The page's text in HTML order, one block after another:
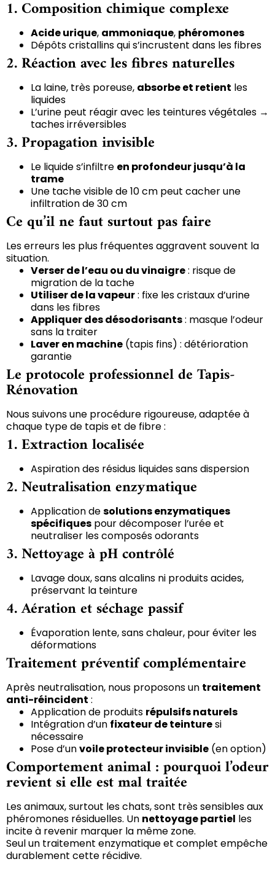
1.Composition chimique complexe
Acide urique, ammoniaque, phéromones
Dépôts cristallins qui s’incrustent dans les fibres
2.Réaction avec les fibres naturelles
La laine, très poreuse, absorbe et retient les
liquides
L’urine peut réagir avec les teintures végétales →
taches irréversibles
3.Propagation invisible
Le liquide s’infiltre en profondeur jusqu’à la
trame
Une tache visible de 10 cm peut cacher une
infiltration de 30 cm
Ce qu’il ne faut surtout pas faire
Les erreurs les plus fréquentes aggravent souvent la
situation.
Verser de l’eau ou du vinaigre: risque de
migration de la tache
Utiliser de la vapeur: fixe les cristaux d’urine
dans les fibres
Appliquer des désodorisants: masque l’odeur
sans la traiter
Laver en machine (tapis fins) : détérioration
garantie
Le protocole professionnel de Tapis-
Rénovation
Nous suivons une procédure rigoureuse, adaptée à
chaque type de tapis et de fibre :
1.Extraction localisée
Aspiration des résidus liquides sans dispersion
2.Neutralisation enzymatique
Application desolutions enzymatiques
spécifiques pour décomposer l’urée et
neutraliser les composés odorants
3.Nettoyage à pH contrôlé
Lavage doux, sans alcalins ni produits acides,
préservant la teinture
4.Aération et séchage passif
Évaporation lente, sans chaleur, pour éviter les
déformations
Traitement préventif complémentaire
Après neutralisation, nous proposons un traitement
anti-réincident :
Application de produits répulsifs naturels
Intégration d’un fixateur de teinturesi
nécessaire
Pose d’unvoile protecteur invisible (en option)
Comportement animal : pourquoi l’odeur
revient si elle est mal traitée
Les animaux, surtout les chats, sont très sensibles aux
phéromones résiduelles. Un nettoyage partiel les
incite à revenir marquer la même zone.
Seul un traitement enzymatique et complet empêche
durablement cette récidive.